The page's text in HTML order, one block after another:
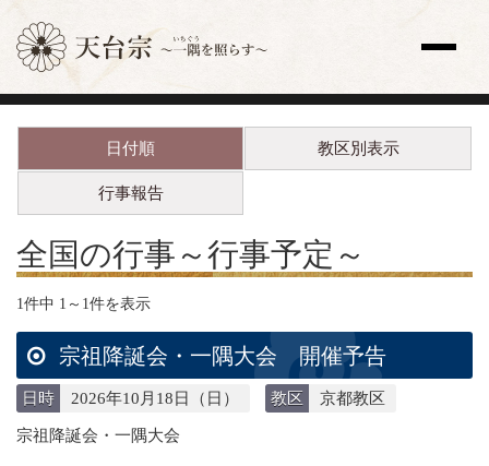
サイト内検索
トップページ
更新情報一覧
教え
歴史と人物
宗祖・高祖・祖師・開祖
天台座主
法要
天台声明（てんだいしょうみょう）
全国の寺院
主な寺院
日付順 教区別表示
行事報告
全国の行事 ～行事予定～
1件中 1～1件を表示
宗祖降誕会・一隅大会 開催予告
日時 2026年10月18日（日） 教区 京都教区
宗祖降誕会・一隅大会